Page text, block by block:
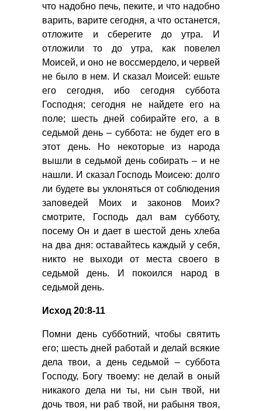
что надобно печь, пеките, и что надобно
варить, варите сегодня, а что останется,
отложите и сберегите до утра. И
отложили то до утра, как повелел
Моисей, и оно не воссмердело, и червей
не было в нем. И сказал Моисей: ешьте
его сегодня, ибо сегодня суббота
Господня; сегодня не найдете его на
поле; шесть дней собирайте его, а в
седьмой день – суббота: не будет его в
этот день. Но некоторые из народа
вышли в седьмой день собирать – и не
нашли. И сказал Господь Моисею: долго
ли будете вы уклоняться от соблюдения
заповедей Моих и законов Моих?
смотрите, Господь дал вам субботу,
посему Он и дает в шестой день хлеба
на два дня: оставайтесь каждый у себя,
никто не выходи от места своего в
седьмой день. И покоился народ в
седьмой день.
Исход 20:8-11
Помни день субботний, чтобы святить
его; шесть дней работай и делай всякие
дела твои, а день седьмой – суббота
Господу, Богу твоему: не делай в оный
никакого дела ни ты, ни сын твой, ни
дочь твоя, ни раб твой, ни рабыня твоя,